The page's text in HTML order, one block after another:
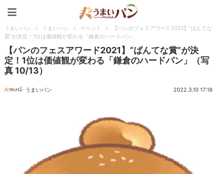
うまいパン > うまいパン > イベント >
【パンのフェスアワード2021】“ぱんてな
賞”が決定！1位は価値観が変わる「鎌倉のハードパン」
【パンのフェスアワード2021】“ぱんてな賞”が決
定！1位は価値観が変わる「鎌倉のハードパン」（写
真 10/13）
うまいパン 2022.3.10 17:18